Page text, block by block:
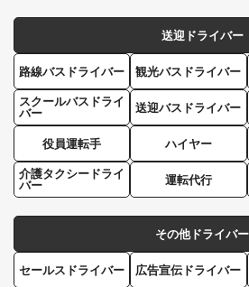
送迎ドライバー
路線バスドライバー 観光バスドライバー
スクールバスドライ
バー
送迎バスドライバー
役員運転手 ハイヤー
介護タクシードライ
バー
運転代行
その他ドライバー
セールスドライバー 広告宣伝ドライバー